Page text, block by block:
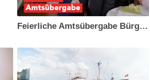
Feierliche Amtsübergabe Bürgermeisteramt Wismar